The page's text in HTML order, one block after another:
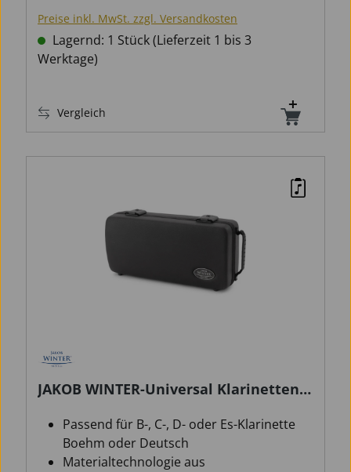
Preise inkl. MwSt. zzgl. Versandkosten
Lagernd: 1 Stück (Lieferzeit 1 bis 3
Werktage)
Vergleich
JAKOB WINTER-Universal Klarinetten
Passend für B-, C-, D- oder Es-Klarinette
Boehm oder Deutsch
Materialtechnologie aus